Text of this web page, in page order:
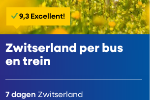
9,3 Excellent!
Zwitserland per bus
en trein
7 dagen Zwitserland